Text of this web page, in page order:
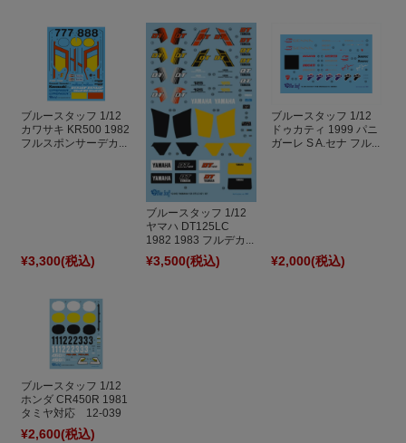
ブルースタッフ 1/12
カワサキ KR500 1982
フルスポンサーデカ...
¥3,300(税込)
ブルースタッフ 1/12
ヤマハ DT125LC
1982 1983 フルデカ...
¥3,500(税込)
ブルースタッフ 1/12
ドゥカティ 1999 パニ
ガーレ S A.セナ フル...
¥2,000(税込)
ブルースタッフ 1/12
ホンダ CR450R 1981
タミヤ対応 12-039
¥2,600(税込)